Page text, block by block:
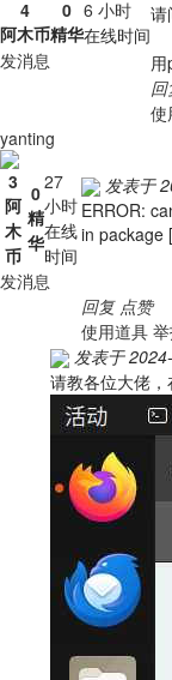
4
阿木币
0
精华
6 小时
在线时间
发消息
请
回
使
yanting
3
阿
木
币
0
精
华
27
小时
在线
时间
发消息
发表于
ERROR:
in package
回复 点赞
使用道具
发表于
请教各位大佬